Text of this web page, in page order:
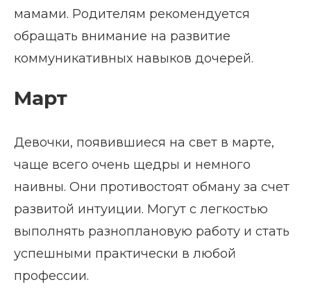
мамами. Родителям рекомендуется
обращать внимание на развитие
коммуникативных навыков дочерей.
Март
Девочки, появившиеся на свет в марте,
чаще всего очень щедры и немного
наивны. Они противостоят обману за счет
развитой интуиции. Могут с легкостью
выполнять разноплановую работу и стать
успешными практически в любой
профессии.